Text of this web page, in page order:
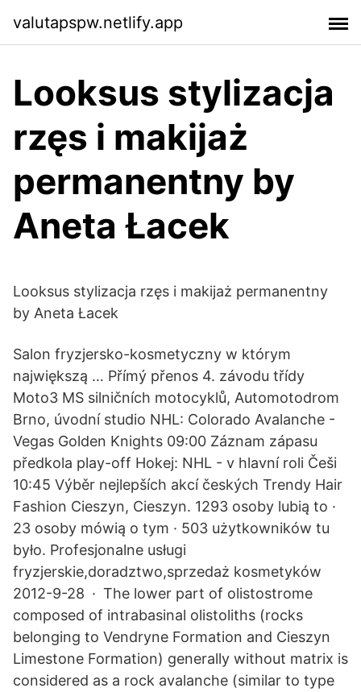
valutapspw.netlify.app
Looksus stylizacja
rzęs i makijaż
permanentny by
Aneta Łacek
Looksus stylizacja rzęs i makijaż permanentny
by Aneta Łacek
Salon fryzjersko-kosmetyczny w którym
największą … Přímý přenos 4. závodu třídy
Moto3 MS silničních motocyklů, Automotodrom
Brno, úvodní studio NHL: Colorado Avalanche -
Vegas Golden Knights 09:00 Záznam zápasu
předkola play-off Hokej: NHL - v hlavní roli Češi
10:45 Výběr nejlepších akcí českých Trendy Hair
Fashion Cieszyn, Cieszyn. 1293 osoby lubią to ·
23 osoby mówią o tym · 503 użytkowników tu
było. Profesjonalne usługi
fryzjerskie,doradztwo,sprzedaż kosmetyków
2012-9-28 · The lower part of olistostrome
composed of intrabasinal olistoliths (rocks
belonging to Vendryne Formation and Cieszyn
Limestone Formation) generally without matrix is
considered as a rock avalanche (similar to type